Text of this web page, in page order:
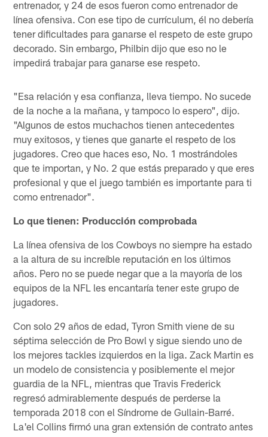
entrenador, y 24 de esos fueron como entrenador de
línea ofensiva. Con ese tipo de currículum, él no debería
tener dificultades para ganarse el respeto de este grupo
decorado. Sin embargo, Philbin dijo que eso no le
impedirá trabajar para ganarse ese respeto.
"Esa relación y esa confianza, lleva tiempo. No sucede
de la noche a la mañana, y tampoco lo espero", dijo.
"Algunos de estos muchachos tienen antecedentes
muy exitosos, y tienes que ganarte el respeto de los
jugadores. Creo que haces eso, No. 1 mostrándoles
que te importan, y No. 2 que estás preparado y que eres
profesional y que el juego también es importante para ti
como entrenador".
Lo que tienen: Producción comprobada
La línea ofensiva de los Cowboys no siempre ha estado
a la altura de su increíble reputación en los últimos
años. Pero no se puede negar que a la mayoría de los
equipos de la NFL les encantaría tener este grupo de
jugadores.
Con solo 29 años de edad, Tyron Smith viene de su
séptima selección de Pro Bowl y sigue siendo uno de
los mejores tackles izquierdos en la liga. Zack Martin es
un modelo de consistencia y posiblemente el mejor
guardia de la NFL, mientras que Travis Frederick
regresó admirablemente después de perderse la
temporada 2018 con el Síndrome de Gullain-Barré.
La'el Collins firmó una gran extensión de contrato antes